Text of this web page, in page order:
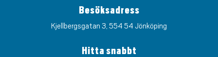
Besöksadress
Kjellbergsgatan 3, 554 54 Jönköping
Hitta snabbt